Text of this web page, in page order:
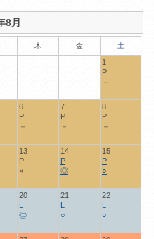
8月
木 金 土
1
P
－
6
P
－
7
P
－
8
P
－
13
P
×
14
P
◎
15
P
○
20
L
◎
21
L
○
22
L
○